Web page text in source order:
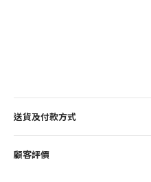
送貨及付款方式
顧客評價